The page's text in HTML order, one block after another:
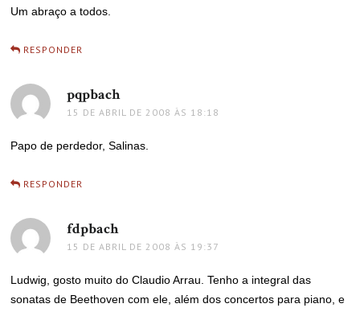
Um abraço a todos.
RESPONDER
pqpbachdisse:
15 DE ABRIL DE 2008 ÀS 18:18
Papo de perdedor, Salinas.
RESPONDER
fdpbachdisse:
15 DE ABRIL DE 2008 ÀS 19:37
Ludwig, gosto muito do Claudio Arrau. Tenho a integral das
sonatas de Beethoven com ele, além dos concertos para piano, e